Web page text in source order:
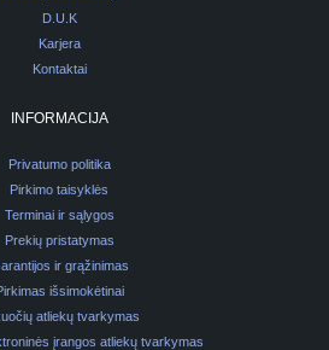
D.U.K
Karjera
Kontaktai
INFORMACIJA
Privatumo politika
Pirkimo taisyklės
Terminai ir sąlygos
Prekių pristatymas
ir grąžinimas
išsimokėtinai
atliekų tvarkymas
įrangos atliekų tvarkymas